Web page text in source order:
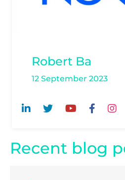
Robert Ba
12 September 2023
Recent blog